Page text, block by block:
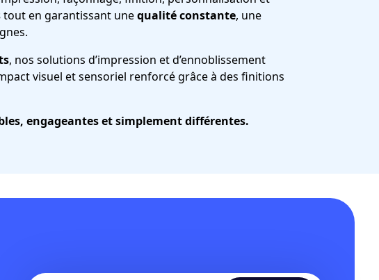
tout en garantissant unequalité constante, une
, nos solutions d’impression et d’ennoblissement
visuel et sensoriel renforcé grâce à des finitions
engageantes et simplement différentes.